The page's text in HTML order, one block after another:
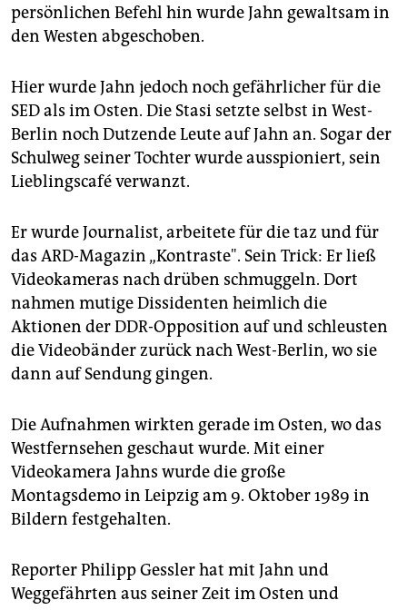
persönlichen Befehl hin wurde Jahn gewaltsam in
den Westen abgeschoben.
Hier wurde Jahn jedoch noch gefährlicher für die
SED als im Osten. Die Stasi setzte selbst in West-
Berlin noch Dutzende Leute auf Jahn an. Sogar der
Schulweg seiner Tochter wurde ausspioniert, sein
Lieblingscafé verwanzt.
Er wurde Journalist, arbeitete für die taz und für
das ARD-Magazin „Kontraste". Sein Trick: Er ließ
Videokameras nach drüben schmuggeln. Dort
nahmen mutige Dissidenten heimlich die
Aktionen der DDR-Opposition auf und schleusten
die Videobänder zurück nach West-Berlin, wo sie
dann auf Sendung gingen.
Die Aufnahmen wirkten gerade im Osten, wo das
Westfernsehen geschaut wurde. Mit einer
Videokamera Jahns wurde die große
Montagsdemo in Leipzig am 9. Oktober 1989 in
Bildern festgehalten.
Reporter Philipp Gessler hat mit Jahn und
Weggefährten aus seiner Zeit im Osten und